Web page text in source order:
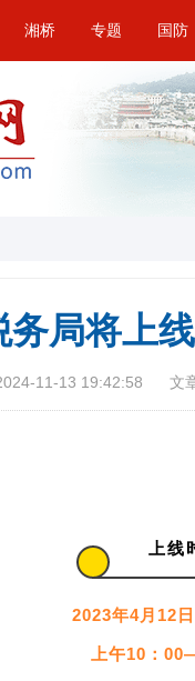
湘桥 专题 国防
局将上
11-13 19:42:58 文
上线
1
2023年4月12
上午10：